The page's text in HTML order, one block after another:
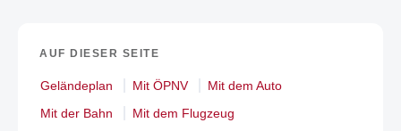
AUF DIESER SEITE
Geländeplan Mit ÖPNV
Mit dem Auto
Mit der Bahn
Mit dem Flugzeug